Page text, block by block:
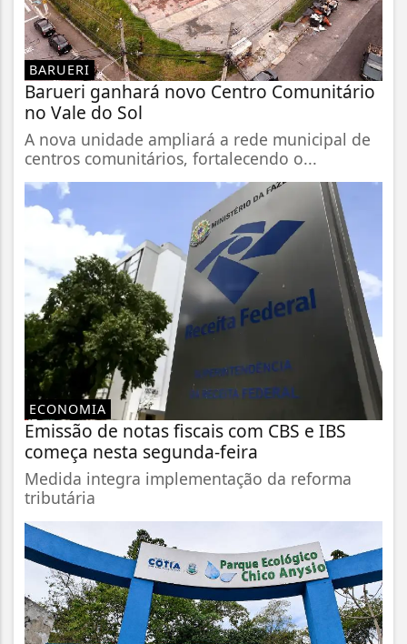
BARUERI
Barueri ganhará novo Centro Comunitário
no Vale do Sol
A nova unidade ampliará a rede municipal de
centros comunitários, fortalecendo o...
ECONOMIA
Emissão de notas fiscais com CBS e IBS
começa nesta segunda-feira
Medida integra implementação da reforma
tributária